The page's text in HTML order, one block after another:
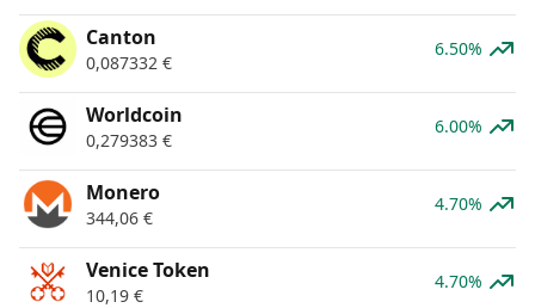
Canton
0,087332 €
6.50%
Worldcoin
0,279383 €
6.00%
Monero
344,06 €
4.70%
Venice Token
10,19 €
4.70%